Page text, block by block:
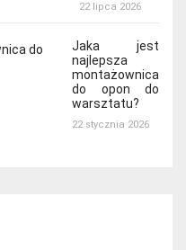
22 lipca 2026
Jaka jest
najlepsza
montażownica
do opon do
warsztatu?
22 stycznia 2026